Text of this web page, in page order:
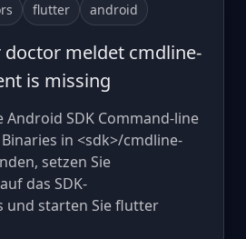
flutter android
doctor meldet cmdline-
is missing
Android SDK Command-line
in <sdk>/cmdline-
setzen Sie
das SDK-
und starten Sie flutter